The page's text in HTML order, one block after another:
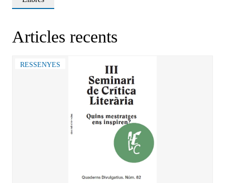
Articles recents
RESSENYES